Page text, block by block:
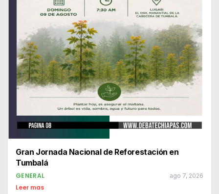
Gran Jornada Nacional de Reforestación en
Tumbalá
GENERAL ago 7, 2026
Leer mas